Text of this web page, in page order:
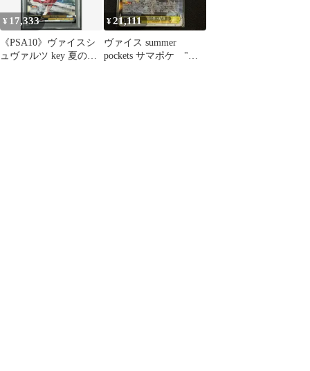
¥ 17,333
《PSA10》ヴァイスシ
ュヴァルツ key 夏の月
¥21,111
ヴァイス summer
pockets サマポケ "夏